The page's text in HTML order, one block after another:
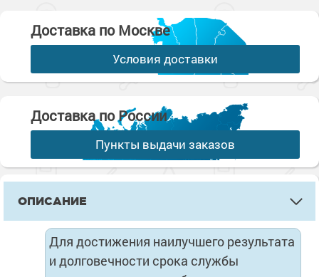
Доставка по Москве
Условия доставки
Доставка по России
Пункты выдачи заказов
ОПИСАНИЕ
Для достижения наилучшего результата
и долговечности срока службы